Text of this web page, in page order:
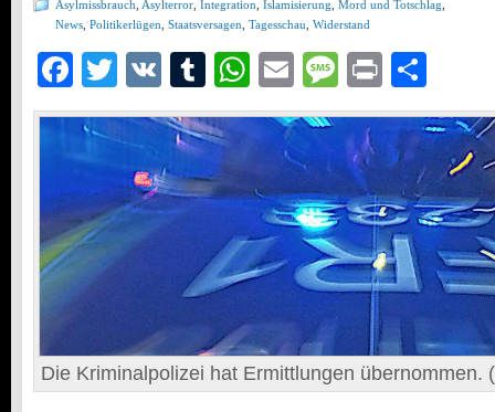
Asylmissbrauch Asylterror Integration Islamisierung Mord und Totschlag
News Politikerlügen Staatsversagen Tagesschau Widerstand
Facebook
Twitter
VK Tumblr
WhatsApp
EmailMessage
Print
Die Kriminalpolizei hat Ermittlungen übernommen.